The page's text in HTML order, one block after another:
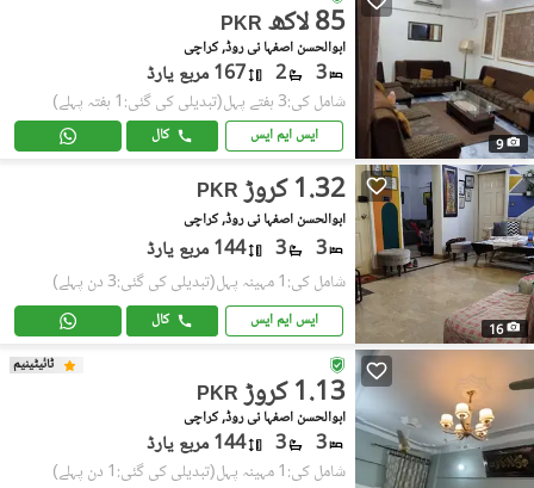
9
PKR 85 لاکھ
ابوالحسن اصفہا نی روڈ, کراچی
3
2 167 مربع یارڈ
شامل کی:3 ہفتے پہل (تبدیلی کی گئی:1 ہفتہ پہلے)
ایس ایم ایس کال
16
PKR 1.32 کروڑ
ابوالحسن اصفہا نی روڈ, کراچی
3
3 144 مربع یارڈ
شامل کی:1 مہینہ پہل (تبدیلی کی گئی:3 دن پہلے)
ایس ایم ایس کال
ٹائیٹینیم
PKR 1.13 کروڑ
ابوالحسن اصفہا نی روڈ, کراچی
3
3 144 مربع یارڈ
شامل کی:1 مہینہ پہل (تبدیلی کی گئی:1 دن پہلے)